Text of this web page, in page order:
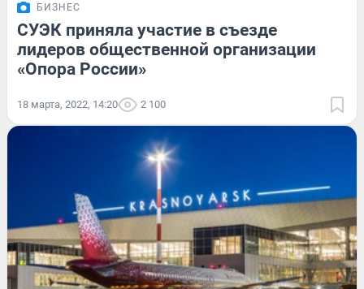
БИЗНЕС
СУЭК приняла участие в съезде
лидеров общественной организации
«Опора России»
18 марта, 2022, 14:20 2 100